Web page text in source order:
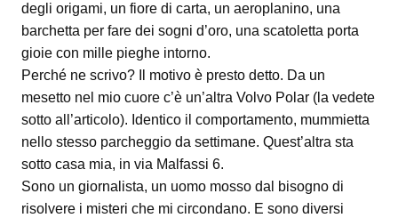
degli origami, un fiore di carta, un aeroplanino, una
barchetta per fare dei sogni d’oro, una scatoletta porta
gioie con mille pieghe intorno.
Perché ne scrivo? Il motivo è presto detto. Da un
mesetto nel mio cuore c’è un’altra Volvo Polar (la vedete
sotto all’articolo). Identico il comportamento, mummietta
nello stesso parcheggio da settimane. Quest’altra sta
sotto casa mia, in via Malfassi 6.
Sono un giornalista, un uomo mosso dal bisogno di
risolvere i misteri che mi circondano. E sono diversi